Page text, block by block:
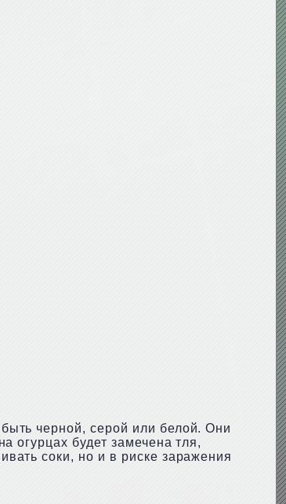
черной, серой или белой. Они
огурцах будет замечена тля,
соки, но и в риске заражения